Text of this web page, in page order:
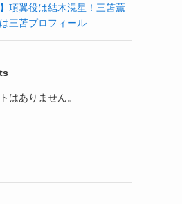
項翼役は結木滉星！三笘薫
三苫プロフィール
はありません。